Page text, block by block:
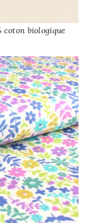
coton biologique